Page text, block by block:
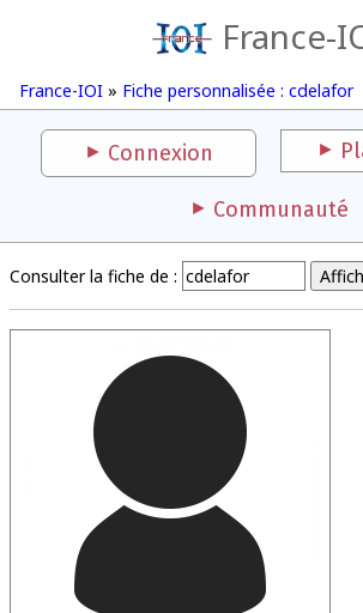
France-
France-IOI » Fiche personnalisée : cdelafor
Connexion
Communauté
Consulter la fiche de :